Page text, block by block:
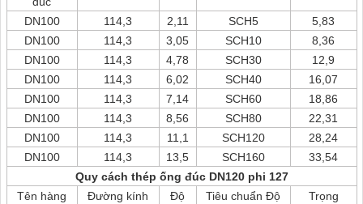
DN100
114,3 2,11 SCH5
5,83
DN100
114,3 3,05 SCH10
8,36
DN100
114,3 4,78 SCH30
12,9
DN100
114,3 6,02 SCH40
16,07
DN100
114,3 7,14 SCH60
18,86
DN100
114,3 8,56 SCH80
22,31
DN100
114,3 11,1 SCH120
28,24
DN100
114,3 13,5 SCH160
33,54
Quy cách thép ống đúc DN120 phi 127
Tên hàng
Đường kính
Độ
Tiêu chuẩn Độ
Trọng